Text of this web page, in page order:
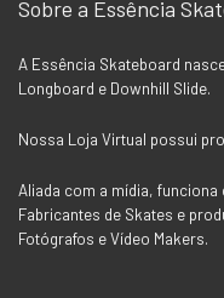
Sobre a Essência
A Essência Skateboard
Longboard e Downhill Slide.
Nossa Loja Virtual possui
Aliada com a mídia,
Fabricantes de Skates e
Fotógrafos e Vídeo Makers.